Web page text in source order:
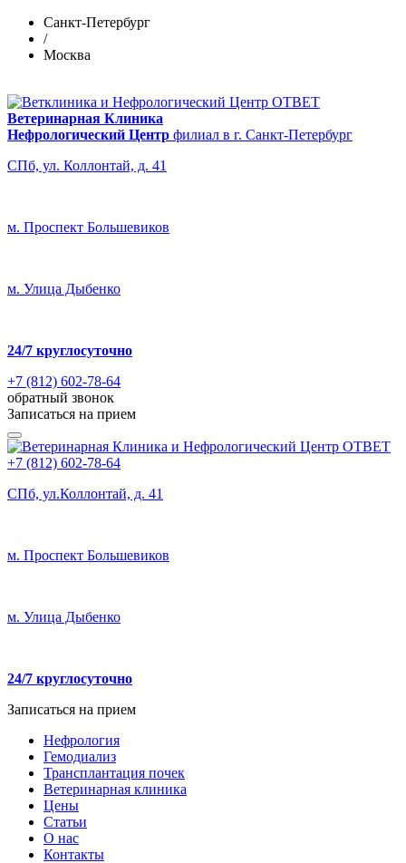
Санкт-Петербург
/
Москва
Ветеринарная Клиника
Нефрологический Центр филиал в г. Санкт-Петербург
СПб, ул. Коллонтай, д. 41
м. Проспект Большевиков
м. Улица Дыбенко
24/7 круглосуточно
+7 (812) 602-78-64
обратный звонок
Записаться на прием
+7 (812) 602-78-64
СПб, ул.Коллонтай, д. 41
м. Проспект Большевиков
м. Улица Дыбенко
24/7 круглосуточно
Записаться на прием
Нефрология
Гемодиализ
Трансплантация почек
Ветеринарная клиника
Цены
Статьи
О нас
Контакты